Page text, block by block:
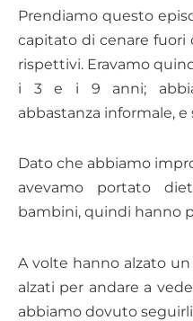
Prendiamo questo
capitato di cenare fuori
rispettivi. Eravamo
i 3 e i 9 anni;
abbastanza informale,
Dato che abbiamo
avevamo portato
bambini, quindi hanno
A volte hanno alzato un
alzati per andare a
abbiamo dovuto